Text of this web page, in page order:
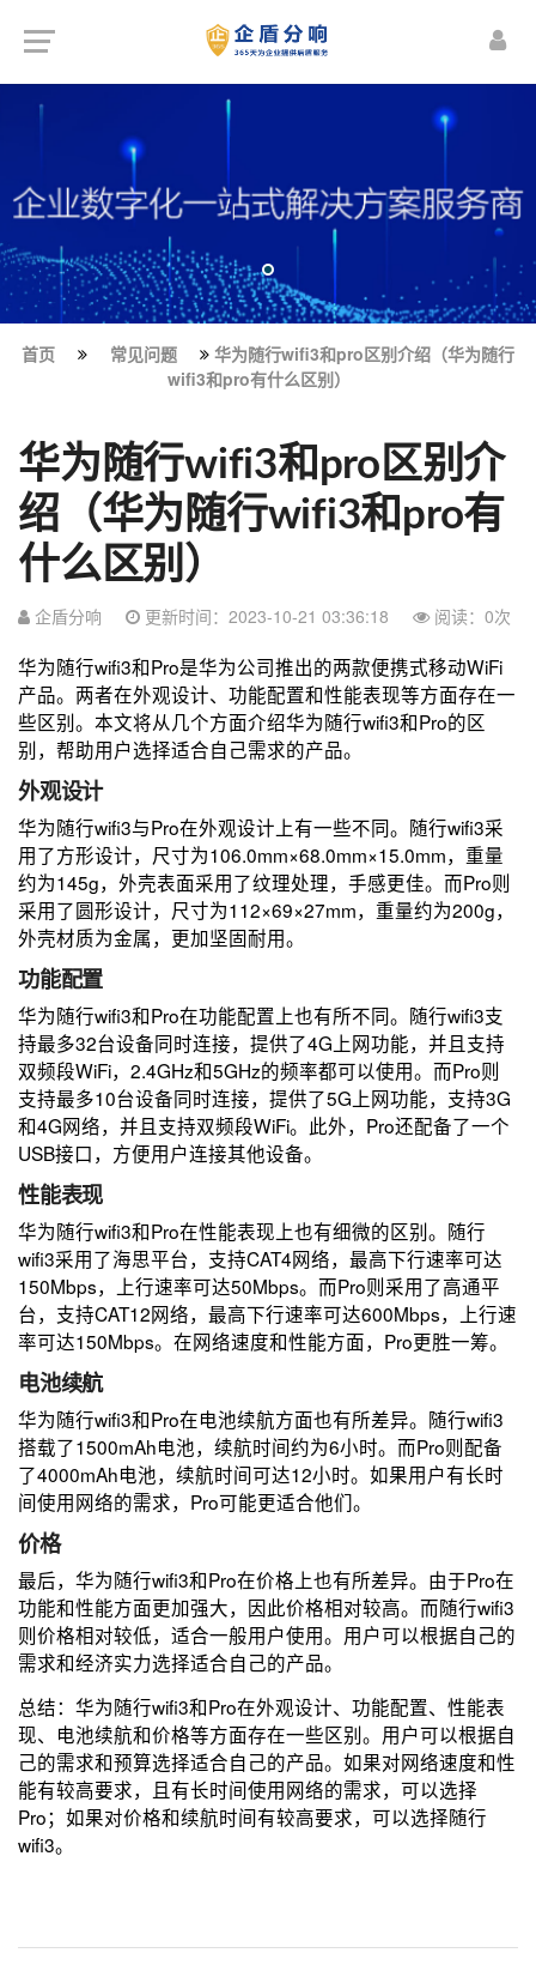
首页 常见问题
华为随行wifi3和pro区别介绍（华为随行
wifi3和pro有什么区别）
华为随行wifi3和pro区别介
绍（华为随行wifi3和pro有
什么区别）
企盾分响 更新时间：2023-10-21 03:36:18 阅读： 0次
华为随行wifi3和Pro是华为公司推出的两款便携式移动WiFi
产品。两者在外观设计、功能配置和性能表现等方面存在一
些区别。本文将从几个方面介绍华为随行wifi3和Pro的区
别，帮助用户选择适合自己需求的产品。
外观设计
华为随行wifi3与Pro在外观设计上有一些不同。随行wifi3采
用了方形设计，尺寸为106.0mm×68.0mm×15.0mm，重量
约为145g，外壳表面采用了纹理处理，手感更佳。而Pro则
采用了圆形设计，尺寸为112×69×27mm，重量约为200g，
外壳材质为金属，更加坚固耐用。
功能配置
华为随行wifi3和Pro在功能配置上也有所不同。随行wifi3支
持最多32台设备同时连接，提供了4G上网功能，并且支持
双频段WiFi，2.4GHz和5GHz的频率都可以使用。而Pro则
支持最多10台设备同时连接，提供了5G上网功能，支持3G
和4G网络，并且支持双频段WiFi。此外，Pro还配备了一个
USB接口，方便用户连接其他设备。
性能表现
华为随行wifi3和Pro在性能表现上也有细微的区别。随行
wifi3采用了海思平台，支持CAT4网络，最高下行速率可达
150Mbps，上行速率可达50Mbps。而Pro则采用了高通平
台，支持CAT12网络，最高下行速率可达600Mbps，上行速
率可达150Mbps。在网络速度和性能方面，Pro更胜一筹。
电池续航
华为随行wifi3和Pro在电池续航方面也有所差异。随行wifi3
搭载了1500mAh电池，续航时间约为6小时。而Pro则配备
了4000mAh电池，续航时间可达12小时。如果用户有长时
间使用网络的需求，Pro可能更适合他们。
价格
最后，华为随行wifi3和Pro在价格上也有所差异。由于Pro在
功能和性能方面更加强大，因此价格相对较高。而随行wifi3
则价格相对较低，适合一般用户使用。用户可以根据自己的
需求和经济实力选择适合自己的产品。
总结：华为随行wifi3和Pro在外观设计、功能配置、性能表
现、电池续航和价格等方面存在一些区别。用户可以根据自
己的需求和预算选择适合自己的产品。如果对网络速度和性
能有较高要求，且有长时间使用网络的需求，可以选择
Pro；如果对价格和续航时间有较高要求，可以选择随行
wifi3。